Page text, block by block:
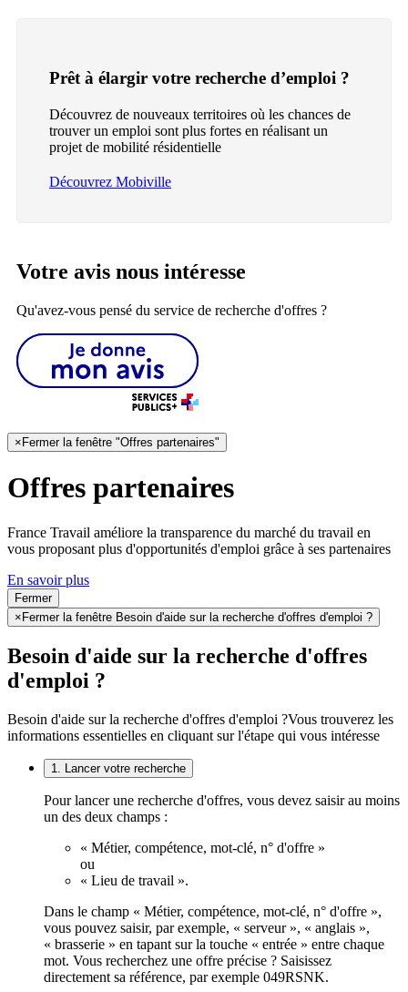
Prêt à élargir votre recherche d’emploi ?
Découvrez de nouveaux territoires où les chances de
trouver un emploi sont plus fortes en réalisant un
projet de mobilité résidentielle
Découvrez Mobiville
Votre avis nous intéresse
Qu'avez-vous pensé du service de recherche d'offres ?
×Fermer la fenêtre "Offres partenaires"
Offres partenaires
France Travail améliore la transparence du marché du travail en
vous proposant plus d'opportunités d'emploi grâce à ses partenaires
En savoir plus
Fermer
×Fermer la fenêtre Besoin d'aide sur la recherche d'offres d'emploi ?
Besoin d'aide sur la recherche d'offres
d'emploi ?
Besoin d'aide sur la recherche d'offres d'emploi ?Vous trouverez les
informations essentielles en cliquant sur l'étape qui vous intéresse
1. Lancer votre recherche
Pour lancer une recherche d'offres, vous devez saisir au moins
un des deux champs :
« Métier, compétence, mot-clé, n° d'offre »
ou
« Lieu de travail ».
Dans le champ « Métier, compétence, mot-clé, n° d'offre »,
vous pouvez saisir, par exemple, « serveur », « anglais »,
« brasserie » en tapant sur la touche « entrée » entre chaque
mot. Vous recherchez une offre précise ? Saisissez
directement sa référence, par exemple 049RSNK.